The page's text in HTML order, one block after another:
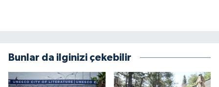
Bunlar da ilginizi çekebilir